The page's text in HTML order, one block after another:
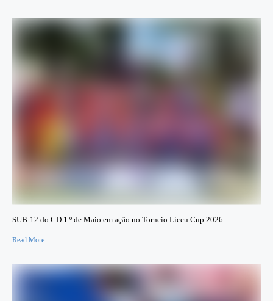
SUB-12 do CD 1.º de Maio em ação no Torneio Liceu Cup 2026
Read More